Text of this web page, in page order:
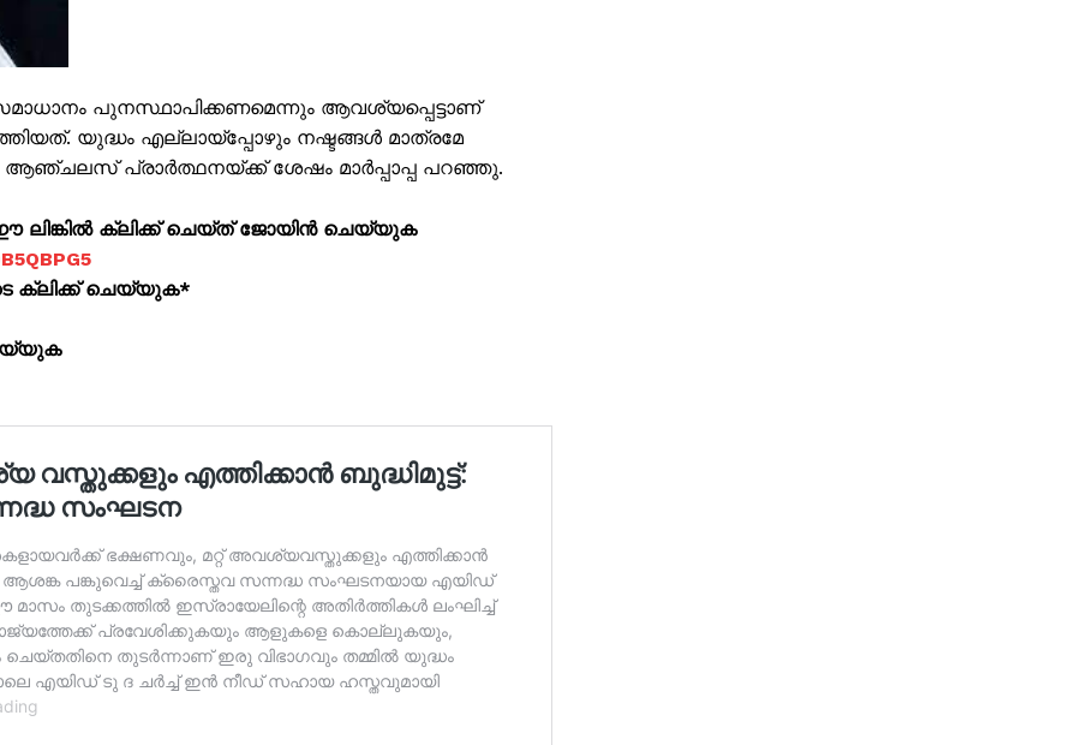
Grievance Redressal
പുനസ്ഥാപിക്കണമെന്നും ആവശ്യപ്പെട്ടാണ്
യുദ്ധം എല്ലായ്പ്പോഴും നഷ്ടങ്ങൾ മാത്രമേ
ആഞ്ചലസ് പ്രാർത്ഥനയ്ക്ക് ശേഷം മാർപ്പാപ്പ പറഞ്ഞു.
ലിങ്കിൽ ക്ലിക്ക് ചെയ്ത് ജോയിൻ ചെയ്യുക
ക്ലിക്ക് ചെയ്യുക*